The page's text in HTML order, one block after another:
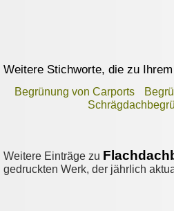
Weitere Stichworte, die zu
Begrünung von Carports
Weitere Einträge zu
gedruckten Werk, der jährlich